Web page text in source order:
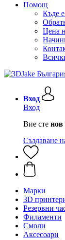
Помощ
Къде
Цена
Вход
Вход
Вие сте нов
Създаване
Mарки
3D
Резервни
Филаменти
Смоли
Аксесоари